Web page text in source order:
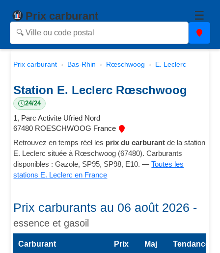
Prix carburant ☰
Prix carburant Bas-Rhin Rœschwoog E. Leclerc
Station E. Leclerc Rœschwoog
24/24
1, Parc Activite Ufried Nord
67480 ROESCHWOOG France
Retrouvez en temps réel les prix du carburant de la station
E. Leclerc située à Rœschwoog (67480). Carburants
disponibles : Gazole, SP95, SP98, E10. —Toutes les
stations E. Leclerc en France
Prix carburants au 06 août 2026 -
essence et gasoil
Carburant Prix Maj Tendance